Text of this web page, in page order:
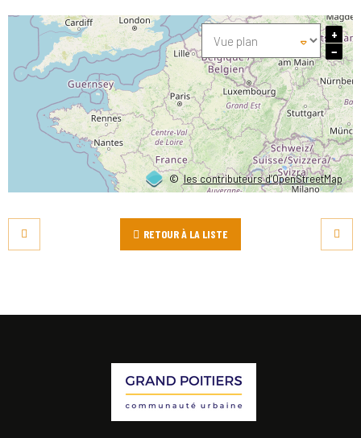
©les contributeurs d’OpenStreetMap
+
−
RETOUR À LA LISTE